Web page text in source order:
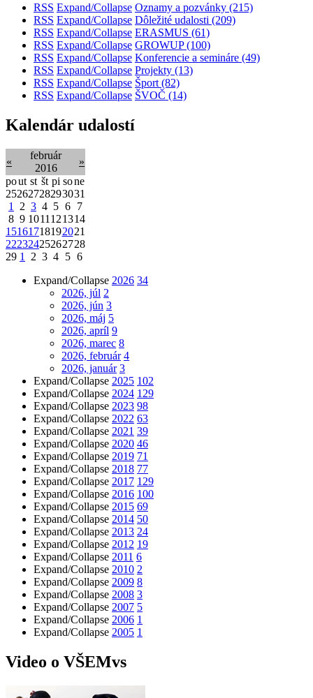
RSS Expand/Collapse Oznamy a pozvánky (215)
RSS Expand/Collapse Dôležité udalosti (209)
RSS Expand/Collapse ERASMUS (61)
RSS Expand/Collapse GROWUP(100)
RSS Expand/Collapse Konferencie a semináre (49)
RSS Expand/Collapse Projekty (13)
RSS Expand/Collapse Šport (82)
RSS Expand/Collapse ŠVOČ (14)
Kalendár udalostí
«
február
2016
»
pout st št pi sone
25262728293031
1
2 3 4 5 6
7
8 9 1011 121314
15161718192021
22232425262728
29 1 2 3 4 5 6
Expand/Collapse 2026 34
2026, júl 2
2026, jún 3
2026, máj 5
2026, apríl 9
2026, marec 8
2026, február 4
2026, január 3
Expand/Collapse 2025 102
Expand/Collapse 2024 129
Expand/Collapse 2023 98
Expand/Collapse 2022 63
Expand/Collapse 2021 39
Expand/Collapse 2020 46
Expand/Collapse 2019 71
Expand/Collapse 2018 77
Expand/Collapse 2017 129
Expand/Collapse 2016 100
Expand/Collapse 2015 69
Expand/Collapse 2014 50
Expand/Collapse 2013 24
Expand/Collapse 2012 19
Expand/Collapse 2011 6
Expand/Collapse 2010 2
Expand/Collapse 2009 8
Expand/Collapse 2008 3
Expand/Collapse 2007 5
Expand/Collapse 2006 1
Expand/Collapse 2005 1
Video o VŠEMvs